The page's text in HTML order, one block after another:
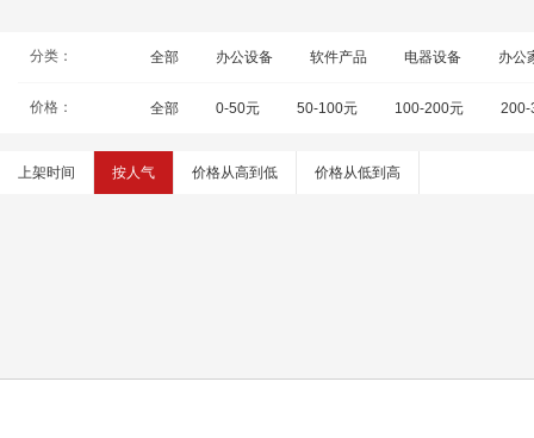
分类： 全部 办公设备 软件产品 电器设备 办公
价格： 全部 0-50元 50-100元 100-200元 200-
上架时间 按人气 价格从高到低 价格从低到高